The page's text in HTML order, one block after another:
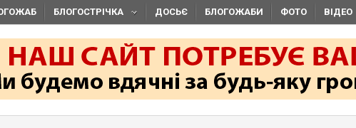
БЛОГОСТРІЧКА ДОСЬЄ БЛОГОЖАБИ ФОТО ВІДЕО